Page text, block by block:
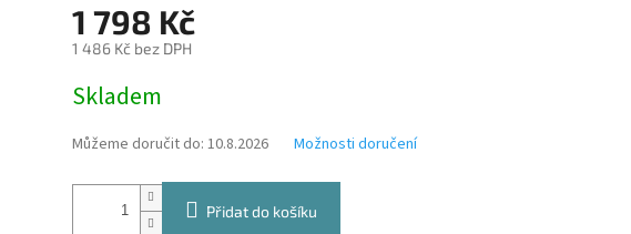
1 798 Kč
1 486 Kč bez DPH
cena:
Skladem
Můžeme doručit do: 10.8.2026 Možnosti doručení
Přidat do košíku